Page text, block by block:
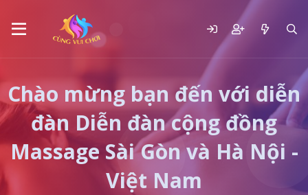
Chào mừng bạn đến với diễn
đàn Diễn đàn cộng đồng
Massage Sài Gòn và Hà Nội -
Việt Nam